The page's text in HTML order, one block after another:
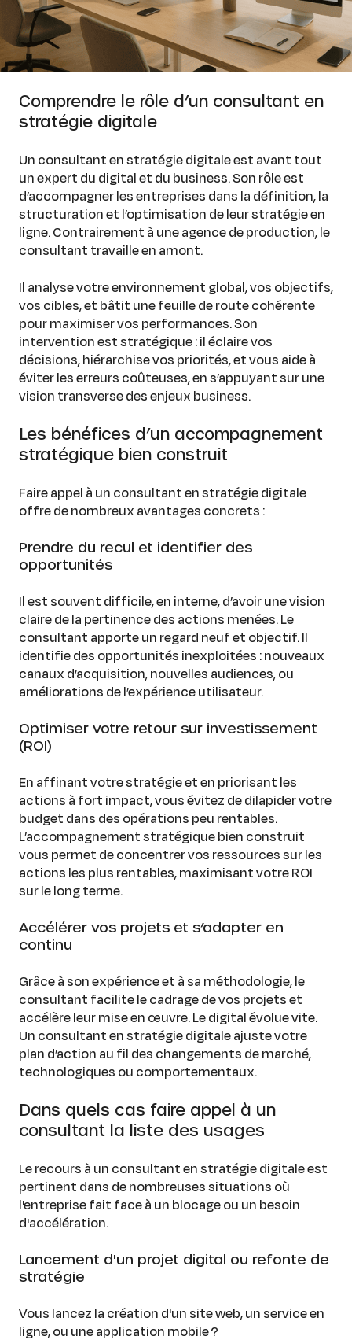
Comprendre le rôle d’un consultant en
stratégie digitale
Un consultant en stratégie digitale est avant tout
un expert du digital et du business. Son rôle est
d’accompagner les entreprises dans la définition, la
structuration et l’optimisation de leur stratégie en
ligne. Contrairement à une agence de production, le
consultant travaille en amont.
Il analyse votre environnement global, vos objectifs,
vos cibles, et bâtit une feuille de route cohérente
pour maximiser vos performances. Son
intervention est stratégique : il éclaire vos
décisions, hiérarchise vos priorités, et vous aide à
éviter les erreurs coûteuses, en s’appuyant sur une
vision transverse des enjeux business.
Les bénéfices d’un accompagnement
stratégique bien construit
Faire appel à un consultant en stratégie digitale
offre de nombreux avantages concrets :
Prendre du recul et identifier des
opportunités
Il est souvent difficile, en interne, d’avoir une vision
claire de la pertinence des actions menées. Le
consultant apporte un regard neuf et objectif. Il
identifie des opportunités inexploitées : nouveaux
canaux d’acquisition, nouvelles audiences, ou
améliorations de l’expérience utilisateur.
Optimiser votre retour sur investissement
(ROI)
En affinant votre stratégie et en priorisant les
actions à fort impact, vous évitez de dilapider votre
budget dans des opérations peu rentables.
L’accompagnement stratégique bien construit
vous permet de concentrer vos ressources sur les
actions les plus rentables, maximisant votre ROI
sur le long terme.
Accélérer vos projets et s’adapter en
continu
Grâce à son expérience et à sa méthodologie, le
consultant facilite le cadrage de vos projets et
accélère leur mise en œuvre. Le digital évolue vite.
Un consultant en stratégie digitale ajuste votre
plan d’action au fil des changements de marché,
technologiques ou comportementaux.
Dans quels cas faire appel à un
consultant la liste des usages
Le recours à un consultant en stratégie digitale est
pertinent dans de nombreuses situations où
l'entreprise fait face à un blocage ou un besoin
d'accélération.
Lancement d'un projet digital ou refonte de
stratégie
Vous lancez la création d'un site web, un service en
ligne, ou une application mobile ?